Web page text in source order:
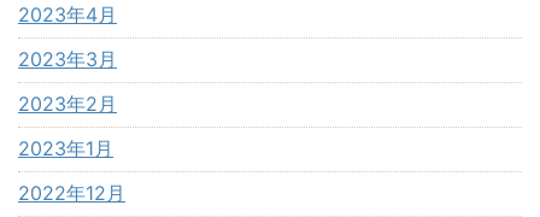
2023年4月
2023年3月
2023年2月
2023年1月
2022年12月